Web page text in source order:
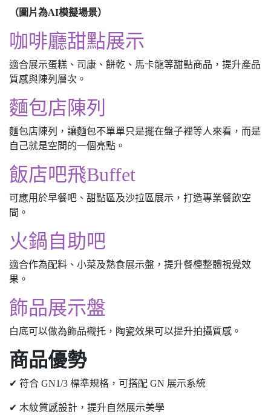
（圖片為AI模擬場景）
咖啡廳甜點展示
適合展示蛋糕、司康、餅乾、馬卡龍等甜點商品，提升產品
質感與陳列層次。
麵包店陳列
麵包店陳列，讓麵包不單單只是擺在盤子裡等人來看，而是
自己就是空間的一個亮點。
飯店吧飛Buffet
可應用於早餐吧、甜點區及沙拉區展示，打造專業餐飲空
間。
火鍋自助吧
適合作為配料、小菜及熟食展示盤，提升餐檯整體視覺效
果。
飾品展示盤
白底可以做為飾品襯托，陶瓷效果可以提升拍攝質感。
商品優勢
✔ 符合 GN1/3 標準規格，可搭配 GN 展示系統
✔ 木紋質感設計，提升自然展示美學